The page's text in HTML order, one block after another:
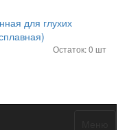
для глухих
Остаток: 0 шт